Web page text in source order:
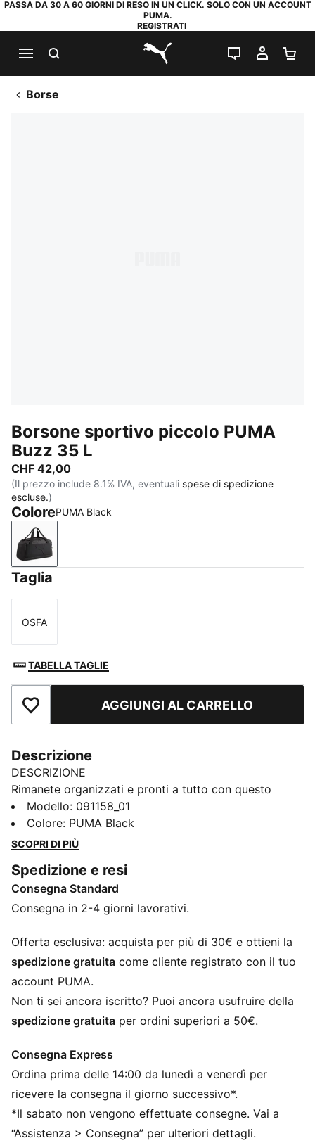
PASSA DA 30 A 60 GIORNI DI RESO IN UN CLICK. SOLO CON UN ACCOUNT
PUMA.
REGISTRATI
PUMA.com
CHAT IL MIO
Borse
Borsone sportivo piccolo PUMA
Buzz 35 L
CHF 42,00
(Il prezzo include 8.1% IVA, eventuali spese di spedizione
escluse.)
ColorePUMA Black
PUMA Black
Taglia
Taglia
OSFA
TABELLA TAGLIE
Aggiungi ai PreferitiAGGIUNGI AL CARRELLO
Descrizione
DESCRIZIONE
Rimanete organizzati e pronti a tutto con questo
versatile borsone sportivo. Caratterizzato da più
scomparti, una tracolla imbottita e una costruzione
resistente, è il tuo compagno perfetto per le
continua ad andare avanti.
CARATTERISTICHE + VANTAGGI
Con almeno il 50% di materiale riciclato
Scomparto principale con zip bidirezionale
Uno scomparto laterale con zip
Una tasca laterale piatta con zip
Dimensioni: L 51 cm / P 25 cm / A 28 cm
Capacità: 35L
Modello: 091158_01
Colore: PUMA Black
SCOPRI DI PIÙ
Spedizione e resi
Consegna Standard
Consegna in 2-4 giorni lavorativi.
Offerta esclusiva: acquista per più di 30€ e ottieni la
spedizione gratuita come cliente registrato con il tuo
account PUMA.
Non ti sei ancora iscritto? Puoi ancora usufruire della
spedizione gratuita per ordini superiori a 50€.
Consegna Express
Ordina prima delle 14:00 da lunedì a venerdì per
ricevere la consegna il giorno successivo*.
*Il sabato non vengono effettuate consegne. Vai a
“Assistenza > Consegna” per ulteriori dettagli.